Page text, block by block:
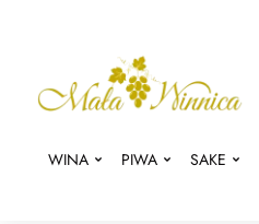
WINA PIWA SAKE